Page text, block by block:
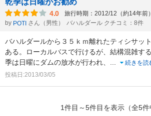
乾季は日曜がお勧め
4.0 旅行時期：2012/12（約14年前）
by POTI さん（男性） バハルダール クチコミ：8件
バハルダールから３５ｋｍ離れたティシサッ
ある。ローカルバスで行けるが、結構混雑す
季は日曜にダムの放水が行われ、 ...
続きを読
投稿日:2013/03/05
1件目～5件目を表示（全5件